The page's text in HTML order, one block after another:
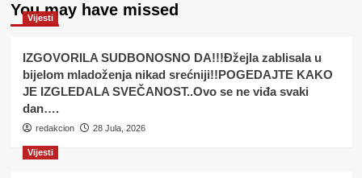
You may have missed
Vijesti
IZGOVORILA SUDBONOSNO DA!!!Đžejla zablisala u
bijelom mladoženja nikad srećniji!!POGEDAJTE KAKO
JE IZGLEDALA SVEČANOST..Ovo se ne viđa svaki
dan….
redakcion 28 Jula, 2026
Vijesti